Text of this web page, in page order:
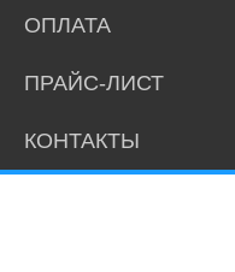
ОПЛАТА
ПРАЙС-ЛИСТ
КОНТАКТЫ